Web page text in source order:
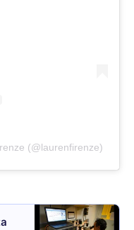
(@laurenfirenze)